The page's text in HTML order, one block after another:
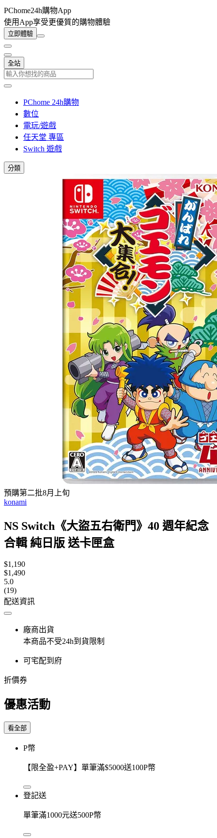
PChome24h購物App
使用App享受更優質的購物體驗
立即體驗
全站
PChome 24h購物
數位
電玩/遊戲
任天堂 專區
Switch 遊戲
分類
預購第二批8月上旬
konami
NS Switch《大盜五右衛門》40 週年紀念
合輯 純日版 送卡匣盒
$1,190
$1,490
5.0
(19)
配送資訊
廠商出貨
本商品不受24h到貨限制
可宅配到府
折價券
優惠活動
看全部
P幣
【限全盈+PAY】單筆滿$5000送100P幣
登記送
單筆滿1000元送500P幣